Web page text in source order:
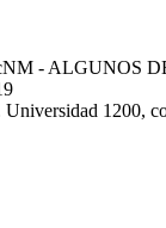
- ALGUNOS
Universidad 1200,